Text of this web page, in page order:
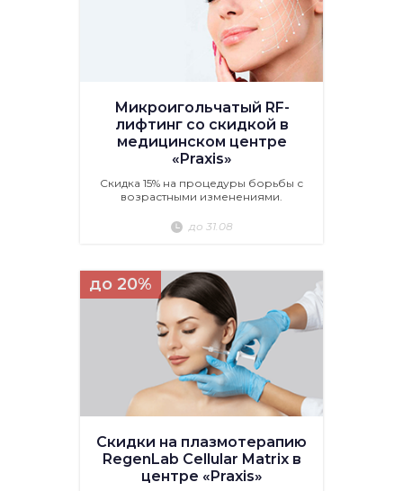
Микроигольчатый RF-
лифтинг со скидкой в
медицинском центре
«Praxis»
Скидка 15% на процедуры борьбы с
возрастными изменениями.
до 31.08
до 20%
Скидки на плазмотерапию
RegenLab Cellular Matrix в
центре «Praxis»